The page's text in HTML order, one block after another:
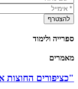
ספרייה ולימוד
מאמרים
"כציפורים החוצות